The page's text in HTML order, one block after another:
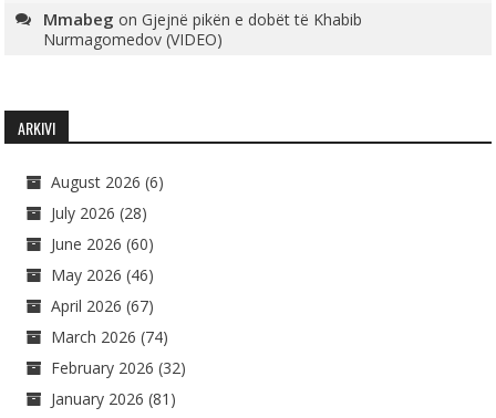
Mmabeg onGjejnë pikën e dobët të Khabib
Nurmagomedov (VIDEO)
ARKIVI
August 2026 (6)
July 2026 (28)
June 2026 (60)
May 2026 (46)
April 2026 (67)
March 2026 (74)
February 2026 (32)
January 2026 (81)